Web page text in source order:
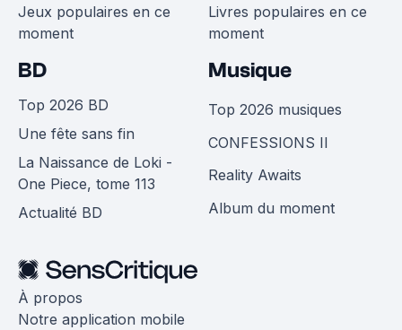
Jeux populaires en ce
moment
Livres populaires en ce
moment
BD
Top 2026 BD
Une fête sans fin
La Naissance de Loki -
One Piece, tome 113
Actualité BD
Musique
Top 2026 musiques
CONFESSIONS II
Reality Awaits
Album du moment
À propos
Notre application mobile